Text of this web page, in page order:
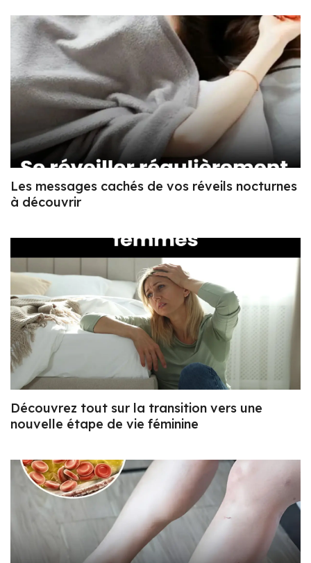
Les messages cachés de vos réveils nocturnes
à découvrir
Découvrez tout sur la transition vers une
nouvelle étape de vie féminine